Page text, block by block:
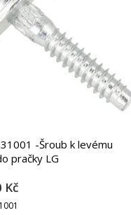
-Šroub k levému
pračky LG
Kč